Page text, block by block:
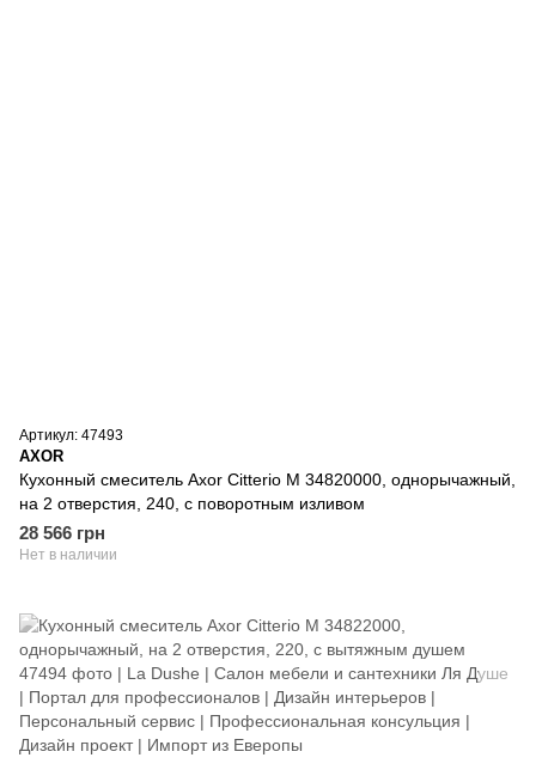
Артикул: 47493
AXOR
Кухонный смеситель Axor Citterio M 34820000, однорычажный,
на 2 отверстия, 240, с поворотным изливом
28 566 грн
Нет в наличии